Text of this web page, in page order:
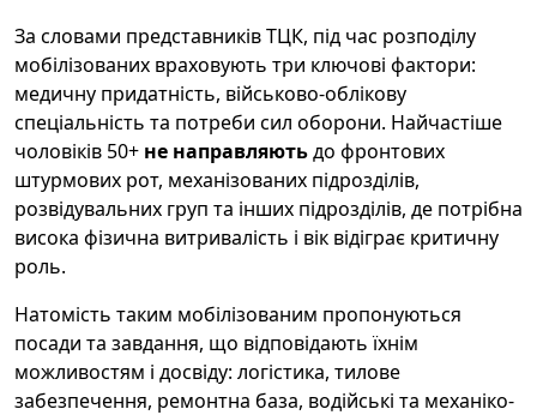
За словами представників ТЦК, під час розподілу
мобілізованих враховують три ключові фактори:
медичну придатність, військово-облікову
спеціальність та потреби сил оборони. Найчастіше
чоловіків 50+ не направляютьдо фронтових
штурмових рот, механізованих підрозділів,
розвідувальних груп та інших підрозділів, де потрібна
висока фізична витривалість і вік відіграє критичну
роль.
Натомість таким мобілізованим пропонуються
посади та завдання, що відповідають їхнім
можливостям і досвіду: логістика, тилове
забезпечення, ремонтна база, водійські та механіко-